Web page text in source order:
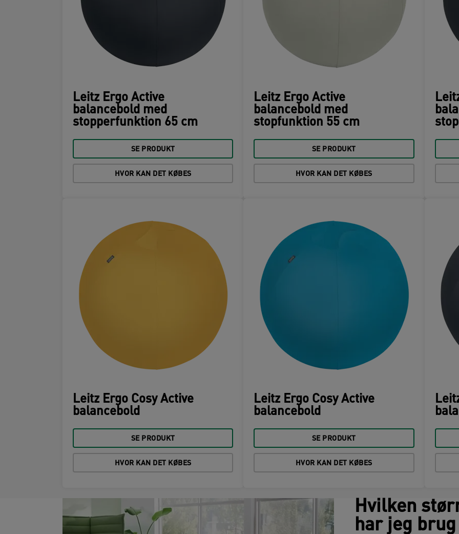
Leitz Ergo Active
balancebold med
stopperfunktion 65 cm
SE PRODUKT
HVOR KAN DET KØBES
Leitz Ergo Active
balancebold med
stopfunktion 55 cm
SE PRODUKT
HVOR KAN DET KØBES
Leitz Ergo Cosy Active
balancebold
SE PRODUKT
HVOR KAN DET KØBES
Leitz Ergo Cosy Active
balancebold
SE PRODUKT
HVOR KAN DET KØBES
Hvilken
har jeg